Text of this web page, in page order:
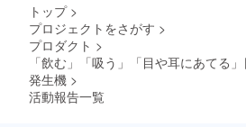
トップ >
プロジェクトをさがす >
プロダクト >
「飲む」「吸う」「目や耳にあてる
発生機 >
活動報告一覧